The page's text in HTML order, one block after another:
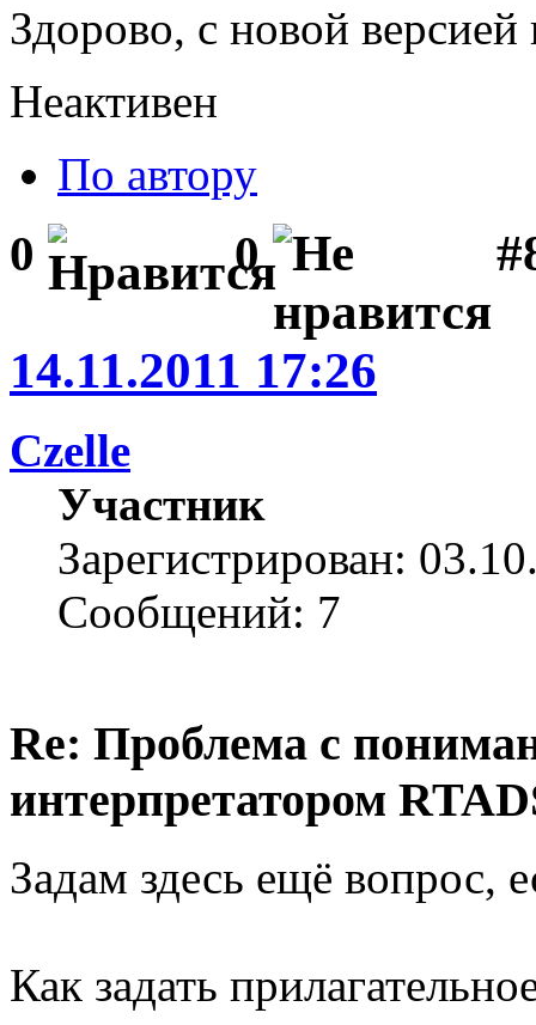
Здорово, с новой версией
Неактивен
По автору
0 0
14.11.2011 17:26
Czelle
Участник
Зарегистрирован:
Сообщений: 7
Re: Проблема с
интерпретатором
Задам здесь ещё вопрос,
Как задать